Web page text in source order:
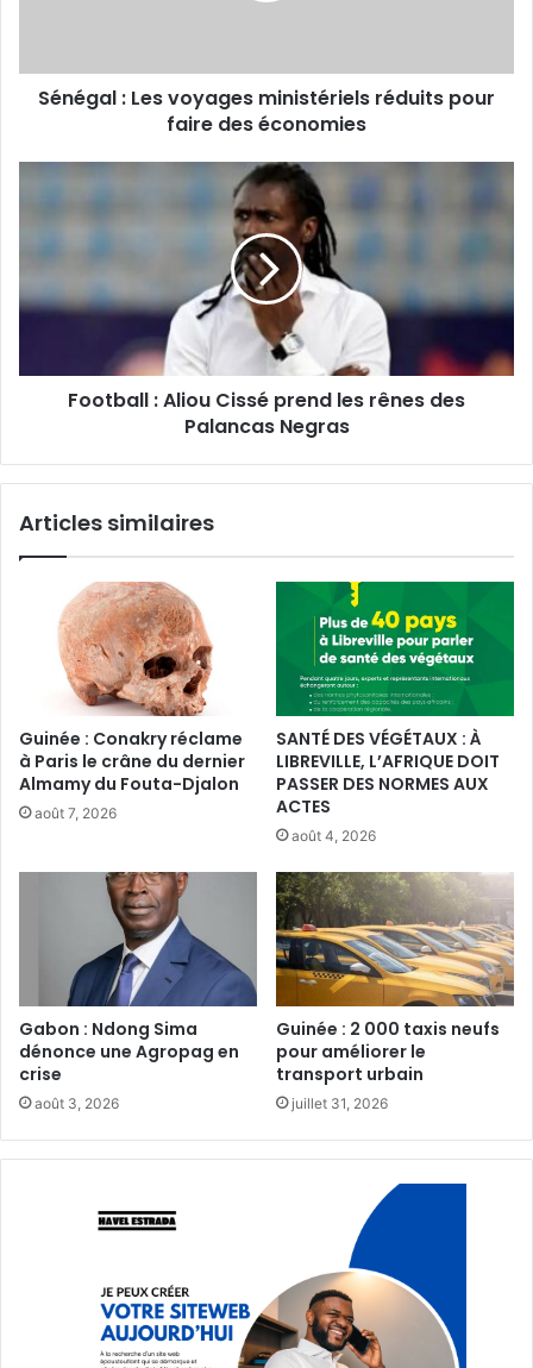
des
économies
Sénégal : Les voyages ministériels réduits pour
faire des économies
les
Palancas
NegrasFootball : Aliou Cissé prend les rênes des
Palancas Negras
Articles similaires
Guinée : Conakry réclame
à Paris le crâne du dernier
Almamy du Fouta-Djalon
août 7, 2026
SANTÉ DES VÉGÉTAUX : À
LIBREVILLE, L’AFRIQUE DOIT
PASSER DES NORMES AUX
ACTES
août 4, 2026
Gabon : Ndong Sima
dénonce une Agropag en
crise
août 3, 2026
Guinée : 2 000 taxis neufs
pour améliorer le
transport urbain‎
juillet 31, 2026